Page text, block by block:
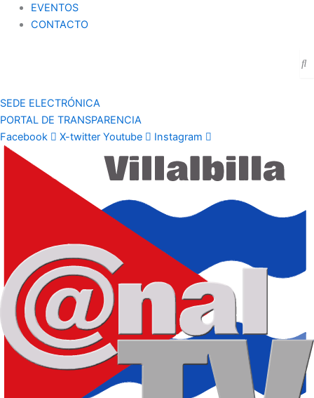
EVENTOS
CONTACTO
SEDE ELECTRÓNICA
PORTAL DE TRANSPARENCIA
Facebook
X-twitter Youtube Instagram